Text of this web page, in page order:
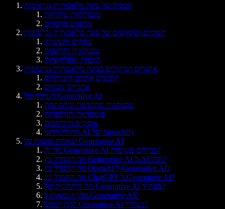
הבסיס של בינה מלאכותית גנרטיבית
טכנולוגיות עיקריות
מושגים מרכזיים
יישומים ושימושים של בינה מלאכותית גנרטיבית
עסקים ותעשייה
טכנולוגיה וחדשנות
תוכנות ואפליקציות
אתגרים ושיקולים בבינה מלאכותית גנרטיבית
היבטים אתיים וחברתיים
אתגרים טכניים
העתיד של Generative AI
טכנולוגיה מתקדמת ומתפתחת
פוטנציאל והזדמנויות
אופקים מתרחבים
מחולל וידאו AI של Speechify
שאלות נפוצות על Generative AI
מה זה Generative AI במילים פשוטות?
מה ההבדל בין Generative AI ל-AI רגיל?
מה ההבדל בין OpenAI ל-Generative AI?
מה ההבדל בין ChatGPT ל-Generative AI?
מה היתרונות של Generative AI בעתיד?
מהן דוגמאות ל-Generative AI?
למה ישמש Generative AI בעתיד?